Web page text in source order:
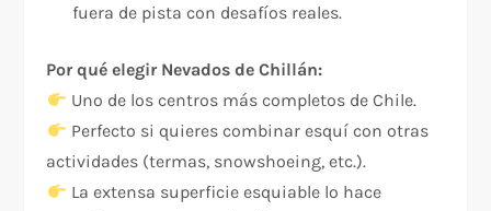
fuera de pista con desafíos reales.
Por qué elegir Nevados de Chillán:
Uno de los centros más completos de Chile.
Perfecto si quieres combinar esquí con otras
actividades (termas, snowshoeing, etc.).
La extensa superficie esquiable lo hace